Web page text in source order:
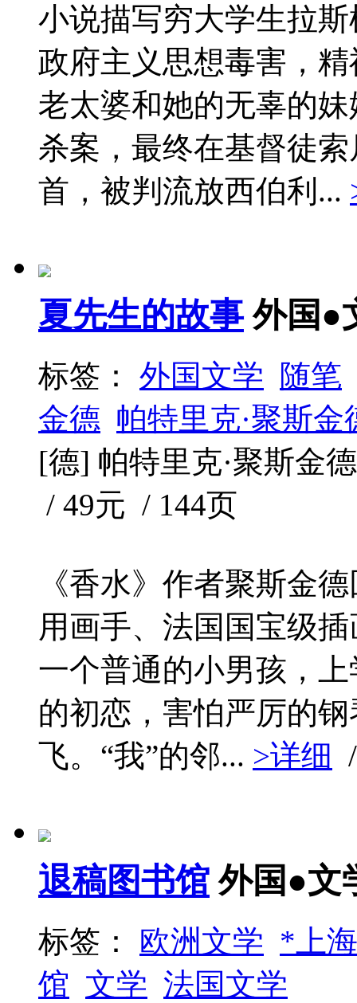
小说描写穷大学生拉
政府主义思想毒害，
老太婆和她的无辜的
杀案，最终在基督徒
首，被判流放西伯利...
夏先生的故事 外国●
标签： 外国文学
随笔
金德 帕特里克·聚斯金
[德] 帕特里克·聚斯金
/ 49元 / 144页
《香水》作者聚斯金
用画手、法国国宝级
一个普通的小男孩，
的初恋，害怕严厉的
飞。“我”的邻... >详细
退稿图书馆 外国●文
标签： 欧洲文学 *上
馆 文学 法国文学